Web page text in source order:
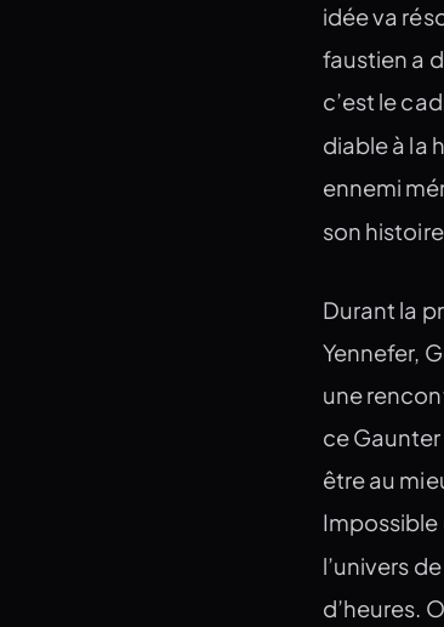
idée va
faustien a
c’est le
diable à la
ennemi
son
Durant la
Yennefer,
une
ce
être au
Impossible
l’univers de
d’heures.